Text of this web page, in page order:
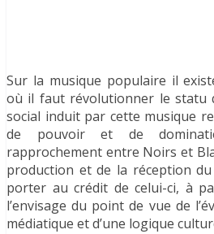
Sur la musique populaire il
où il faut révolutionner le statu
social induit par cette musique
de pouvoir et de
rapprochement entre Noirs et
production et de la réception
porter au crédit de celui-ci, à
l’envisage du point de vue de
médiatique et d’une logique